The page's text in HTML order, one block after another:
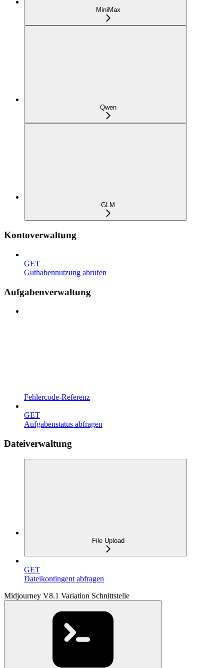
MiniMax
Qwen
GLM
Kontoverwaltung
GET
Guthabennutzung abrufen
Aufgabenverwaltung
Fehlercode-Referenz
GET
Aufgabenstatus abfragen
Dateiverwaltung
File Upload
GET
Dateikontingent abfragen
Midjourney V8.1 Variation Schnittstelle